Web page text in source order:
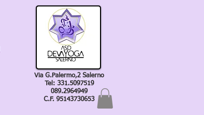
Via G.Palermo,2 Salerno
Tel: 331.5097519
089.2964949
C.F. 95143730653